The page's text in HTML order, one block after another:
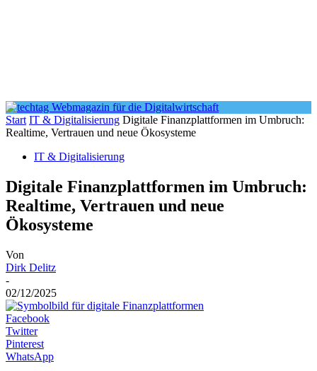
Start IT & Digitalisierung Digitale Finanzplattformen im Umbruch:
Realtime, Vertrauen und neue Ökosysteme
IT & Digitalisierung
Digitale Finanzplattformen im Umbruch:
Realtime, Vertrauen und neue
Ökosysteme
Von
Dirk Delitz
-
02/12/2025
Facebook
Twitter
Pinterest
WhatsApp